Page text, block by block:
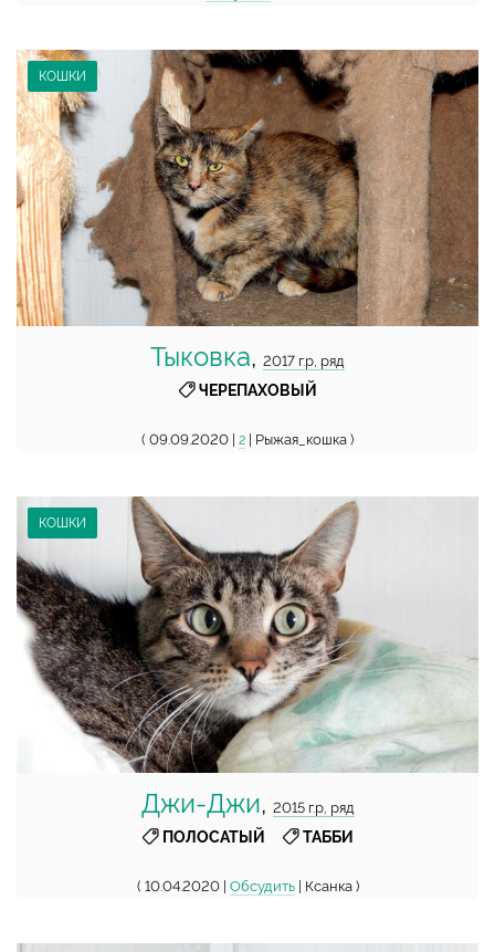
КОШКИ
Тыковка, 2017 г.р, ряд
ЧЕРЕПАХОВЫЙ
( 09.09.2020 | 2 | Рыжая_кошка )
КОШКИ
Джи-Джи, 2015 г.р, ряд
ПОЛОСАТЫЙ
ТАББИ
( 10.04.2020 | Обсудить| Ксанка )